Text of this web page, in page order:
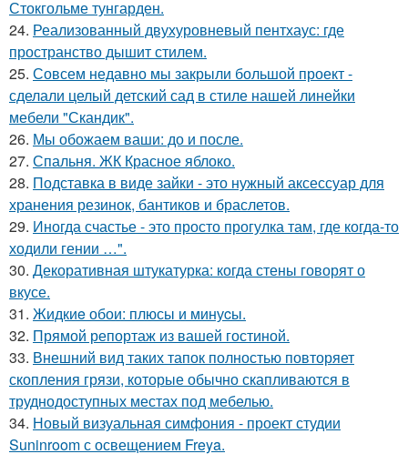
Стокгольме тунгарден.
24. Реализованный двухуровневый пентхаус: где
пространство дышит стилем.
25. Совсем недавно мы закрыли большой проект -
сделали целый детский сад в стиле нашей линейки
мебели "Скандик".
26. Мы обожаем ваши: до и после.
27. Спальня. ЖК Красное яблоко.
28. Подставка в виде зайки - это нужный аксессуар для
хранения резинок, бантиков и браслетов.
29. Иногда счастье - это просто прогулка там, где когда-то
ходили гении …".
30. Декоративная штукатурка: когда стены говорят о
вкусе.
31. Жидкиe обои: плюсы и минуcы.
32. Прямой репортаж из вашей гостиной.
33. Внешний вид таких тапок полностью повторяет
скопления грязи, которые обычно скапливаются в
труднодоступных местах под мебелью.
34. Новый визуальная симфония - проект студии
Suninroom с освещением Freya.